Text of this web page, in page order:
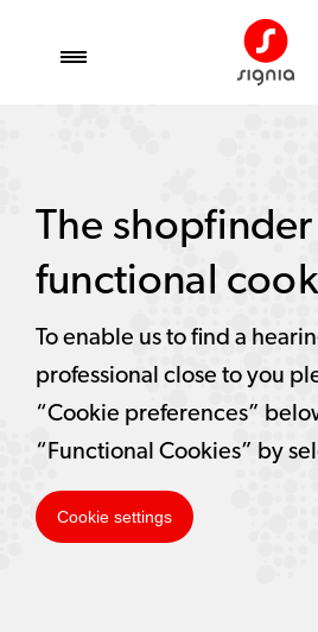
The
functional
To enable us to find a
professional close to you
“Cookie preferences”
“Functional Cookies” by
Cookie settings